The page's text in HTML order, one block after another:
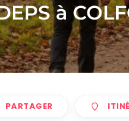
à
PARTAGER